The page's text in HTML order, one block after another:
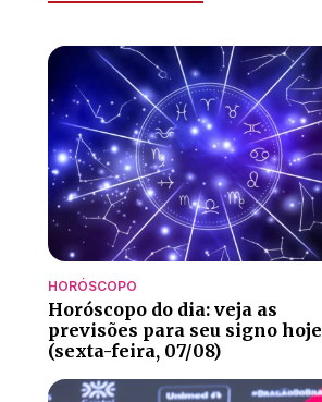
HORÓSCOPO
Horóscopo do dia: veja as
previsões para seu signo hoje
(sexta-feira, 07/08)